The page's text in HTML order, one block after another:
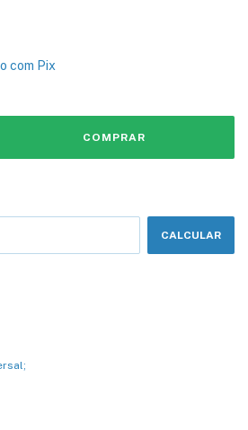
com Pix
CALCULAR